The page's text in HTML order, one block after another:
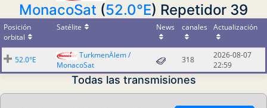
MonacoSat (52.0°E) Repetidor 39
Posición
orbital
Satélite News canales Actualización
52.0°E
TurkmenÄlem /
MonacoSat
318
2026-08-07
22:59
Todas las transmisiones